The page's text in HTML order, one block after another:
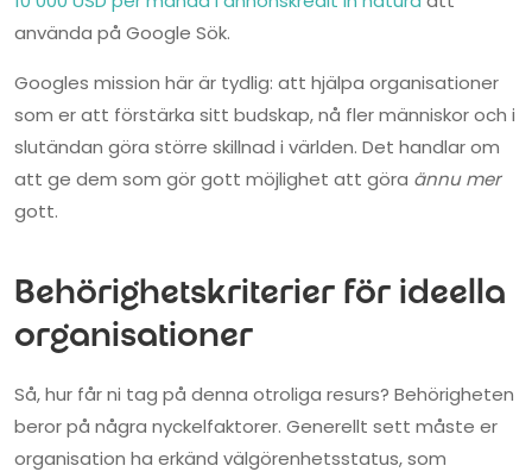
använda på Google Sök.
Googles mission här är tydlig: att hjälpa organisationer
som er att förstärka sitt budskap, nå fler människor och i
slutändan göra större skillnad i världen. Det handlar om
att ge dem som gör gott möjlighet att göra ännu mer
gott.
Behörighetskriterier för ideella
organisationer
Så, hur får ni tag på denna otroliga resurs? Behörigheten
beror på några nyckelfaktorer. Generellt sett måste er
organisation ha erkänd välgörenhetsstatus, som